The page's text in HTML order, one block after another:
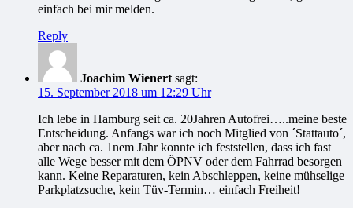
einfach bei mir melden.
Reply
Joachim Wienert sagt:
15. September 2018 um 12:29 Uhr
Ich lebe in Hamburg seit ca. 20Jahren Autofrei…..meine beste
Entscheidung. Anfangs war ich noch Mitglied von ´Stattauto´,
aber nach ca. 1nem Jahr konnte ich feststellen, dass ich fast
alle Wege besser mit dem ÖPNV oder dem Fahrrad besorgen
kann. Keine Reparaturen, kein Abschleppen, keine mühselige
Parkplatzsuche, kein Tüv-Termin… einfach Freiheit!